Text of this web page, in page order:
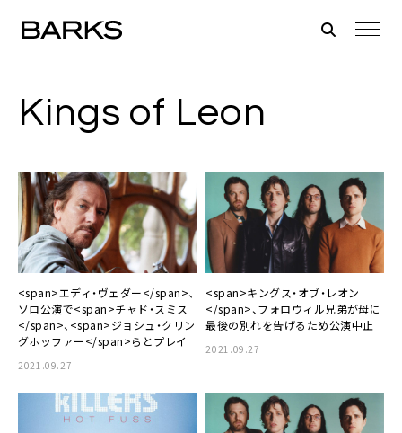
Kings of Leon
<span>エディ・ヴェダー</span>、
ソロ公演で<span>チャド・スミス
</span>、<span>ジョシュ・クリン
グホッファー</span>らとプレイ
2021.09.27
<span>キングス・オブ・レオン
</span>、フォロウィル兄弟が母に
最後の別れを告げるため公演中止
2021.09.27